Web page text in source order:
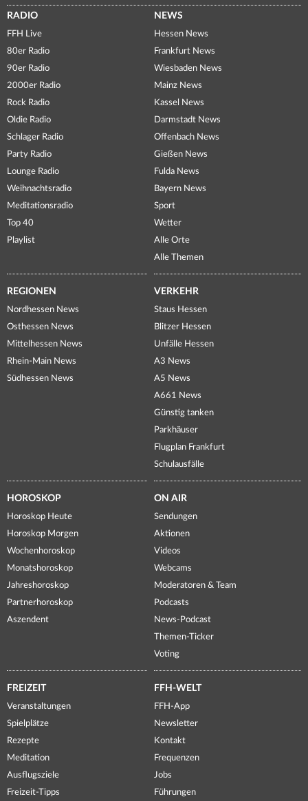
RADIO
FFH Live
80er Radio
90er Radio
2000er Radio
Rock Radio
Oldie Radio
Schlager Radio
Party Radio
Lounge Radio
Weihnachtsradio
Meditationsradio
Top 40
Playlist
NEWS
Hessen News
Frankfurt News
Wiesbaden News
Mainz News
Kassel News
Darmstadt News
Offenbach News
Gießen News
Fulda News
Bayern News
Sport
Wetter
Alle Orte
Alle Themen
REGIONEN
Nordhessen News
Osthessen News
Mittelhessen News
Rhein-Main News
Südhessen News
VERKEHR
Staus Hessen
Blitzer Hessen
Unfälle Hessen
A3 News
A5 News
A661 News
Günstig tanken
Parkhäuser
Flugplan Frankfurt
Schulausfälle
HOROSKOP
Horoskop Heute
Horoskop Morgen
Wochenhoroskop
Monatshoroskop
Jahreshoroskop
Partnerhoroskop
Aszendent
ON AIR
Sendungen
Aktionen
Videos
Webcams
Moderatoren & Team
Podcasts
News-Podcast
Themen-Ticker
Voting
FREIZEIT
Veranstaltungen
Spielplätze
Rezepte
Meditation
Ausflugsziele
Freizeit-Tipps
FFH-WELT
FFH-App
Newsletter
Kontakt
Frequenzen
Jobs
Führungen